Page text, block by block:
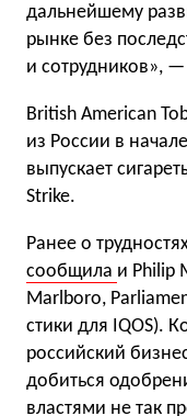
дальнейшему
рынке без
и сотрудников»,
British American
из России в
выпускает
Strike.
Ранее о
сообщила и Philip
Marlboro,
стики для IQOS).
российский
добиться
властями не так